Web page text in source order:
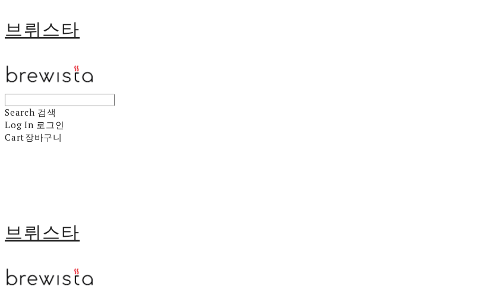
브뤼스타
Search 검색
Log In 로그인
Cart장바구니
브뤼스타